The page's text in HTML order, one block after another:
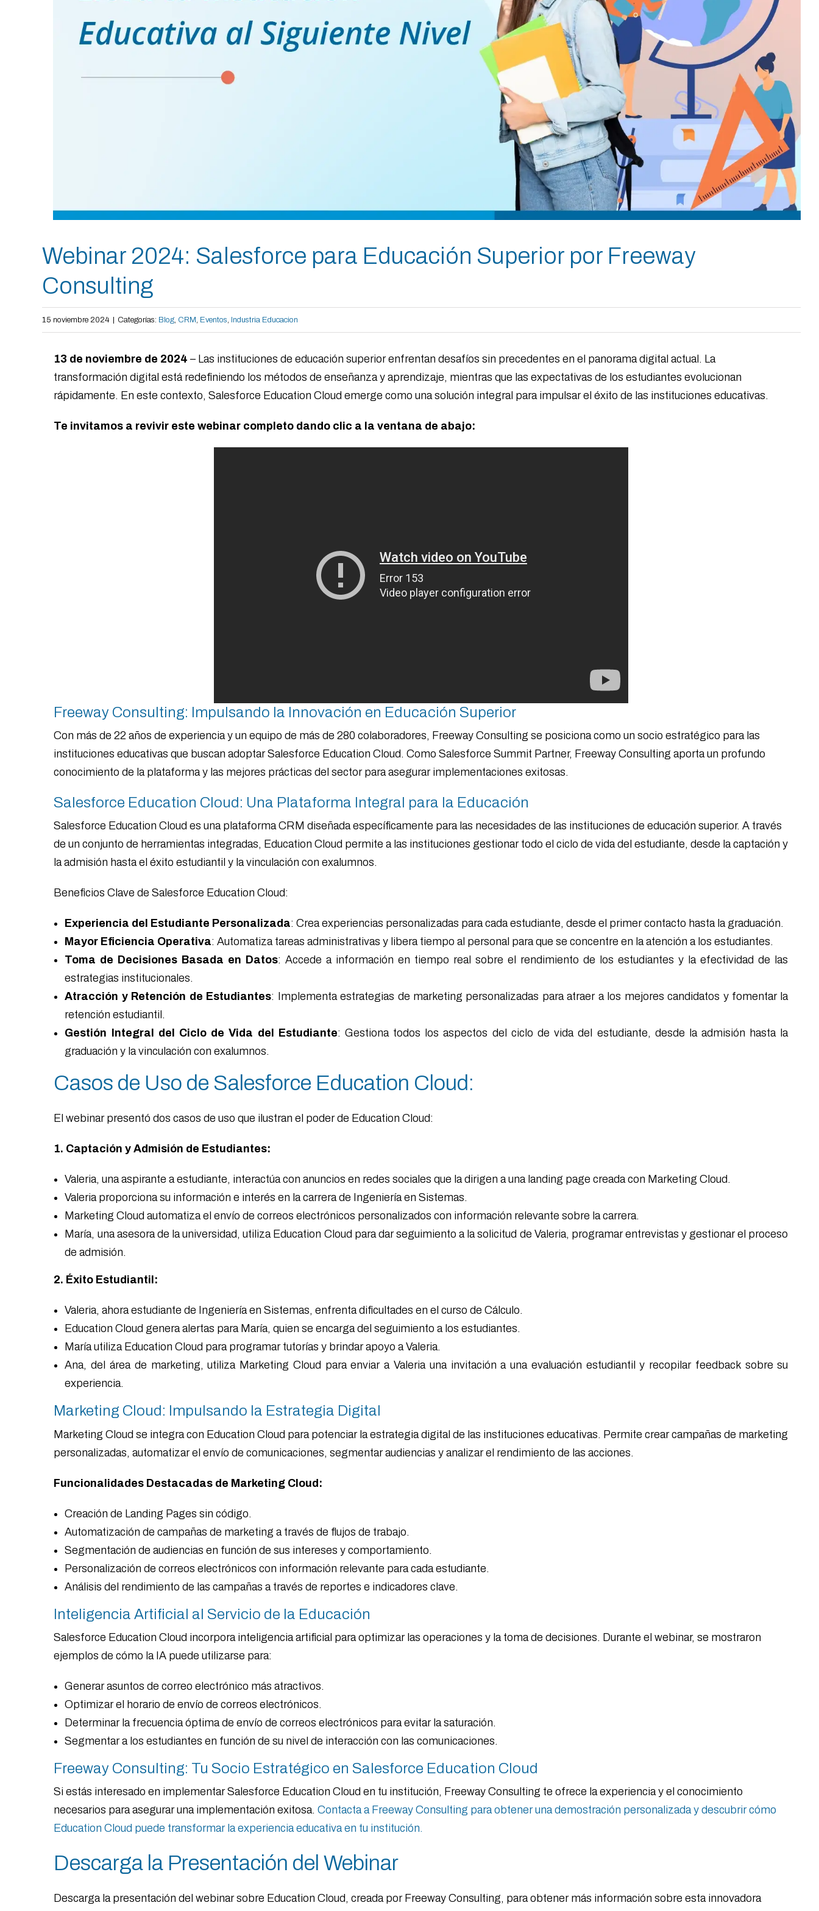
Webinar 2024: Salesforce para Educación Superior por Freeway
Consulting
15 noviembre 2024 Categorías: Blog, CRM , Eventos, Industria Educacion
13 de noviembre de 2024 – Las instituciones de educación superior enfrentan desafíos sin precedentes en el panorama digital actual. La
transformación digital está redefiniendo los métodos de enseñanza y aprendizaje, mientras que las expectativas de los estudiantes evolucionan
rápidamente. En este contexto, Salesforce Education Cloud emerge como una solución integral para impulsar el éxito de las instituciones educativas.
Te invitamos a revivir este webinar completo dando clic a la ventana de abajo:
Freeway Consulting: Impulsando la Innovación en Educación Superior
Con más de 22 años de experiencia y un equipo de más de 280 colaboradores, Freeway Consulting se posiciona como un socio estratégico para las
instituciones educativas que buscan adoptar Salesforce Education Cloud. Como Salesforce Summit Partner, Freeway Consulting aporta un profundo
conocimiento de la plataforma y las mejores prácticas del sector para asegurar implementaciones exitosas.
Salesforce Education Cloud: Una Plataforma Integral para la Educación
Salesforce Education Cloud es una plataforma CRM diseñada específicamente para las necesidades de las instituciones de educación superior. A través
de un conjunto de herramientas integradas, Education Cloud permite a las instituciones gestionar todo el ciclo de vida del estudiante, desde la captación y
la admisión hasta el éxito estudiantil y la vinculación con exalumnos.
Beneficios Clave de Salesforce Education Cloud:
Experiencia del Estudiante Personalizada: Crea experiencias personalizadas para cada estudiante, desde el primer contacto hasta la graduación.
Mayor Eficiencia Operativa: Automatiza tareas administrativas y libera tiempo al personal para que se concentre en la atención a los estudiantes.
Toma de Decisiones Basada en Datos: Accede a información en tiempo real sobre el rendimiento de los estudiantes y la efectividad de las
estrategias institucionales.
Atracción y Retención de Estudiantes: Implementa estrategias de marketing personalizadas para atraer a los mejores candidatos y fomentar la
retención estudiantil.
Gestión Integral del Ciclo de Vida del Estudiante: Gestiona todos los aspectos del ciclo de vida del estudiante, desde la admisión hasta la
graduación y la vinculación con exalumnos.
Casos de Uso de Salesforce Education Cloud:
El webinar presentó dos casos de uso que ilustran el poder de Education Cloud:
1. Captación y Admisión de Estudiantes:
Valeria, una aspirante a estudiante, interactúa con anuncios en redes sociales que la dirigen a una landing page creada con Marketing Cloud.
Valeria proporciona su información e interés en la carrera de Ingeniería en Sistemas.
Marketing Cloud automatiza el envío de correos electrónicos personalizados con información relevante sobre la carrera.
María, una asesora de la universidad, utiliza Education Cloud para dar seguimiento a la solicitud de Valeria, programar entrevistas y gestionar el proceso
de admisión.
2. Éxito Estudiantil:
Valeria, ahora estudiante de Ingeniería en Sistemas, enfrenta dificultades en el curso de Cálculo.
Education Cloud genera alertas para María, quien se encarga del seguimiento a los estudiantes.
María utiliza Education Cloud para programar tutorías y brindar apoyo a Valeria.
Ana, del área de marketing, utiliza Marketing Cloud para enviar a Valeria una invitación a una evaluación estudiantil y recopilar feedback sobre su
experiencia.
Marketing Cloud: Impulsando la Estrategia Digital
Marketing Cloud se integra con Education Cloud para potenciar la estrategia digital de las instituciones educativas. Permite crear campañas de marketing
personalizadas, automatizar el envío de comunicaciones, segmentar audiencias y analizar el rendimiento de las acciones.
Funcionalidades Destacadas de Marketing Cloud:
Creación de Landing Pages sin código.
Automatización de campañas de marketing a través de flujos de trabajo.
Segmentación de audiencias en función de sus intereses y comportamiento.
Personalización de correos electrónicos con información relevante para cada estudiante.
Análisis del rendimiento de las campañas a través de reportes e indicadores clave.
Inteligencia Artificial al Servicio de la Educación
Salesforce Education Cloud incorpora inteligencia artificial para optimizar las operaciones y la toma de decisiones. Durante el webinar, se mostraron
ejemplos de cómo la IA puede utilizarse para:
Generar asuntos de correo electrónico más atractivos.
Optimizar el horario de envío de correos electrónicos.
Determinar la frecuencia óptima de envío de correos electrónicos para evitar la saturación.
Segmentar a los estudiantes en función de su nivel de interacción con las comunicaciones.
Freeway Consulting: Tu Socio Estratégico en Salesforce Education Cloud
Si estás interesado en implementar Salesforce Education Cloud en tu institución, Freeway Consulting te ofrece la experiencia y el conocimiento
necesarios para asegurar una implementación exitosa.Contacta a Freeway Consulting para obtener una demostración personalizada y descubrir cómo
Education Cloud puede transformar la experiencia educativa en tu institución.
Descarga la Presentación del Webinar
Descarga la presentación del webinar sobre Education Cloud, creada por Freeway Consulting, para obtener más información sobre esta innovadora